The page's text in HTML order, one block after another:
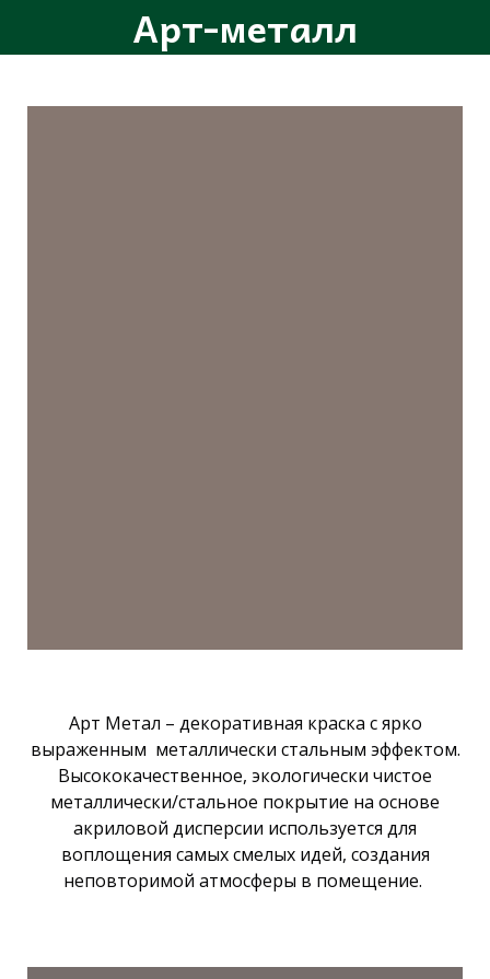
Арт-металл
Арт Метал – декоративная краска с ярко
выраженным металлически стальным эффектом.
Высококачественное, экологически чистое
металлически/стальное покрытие на основе
акриловой дисперсии используется для
воплощения самых смелых идей, создания
неповторимой атмосферы в помещение.